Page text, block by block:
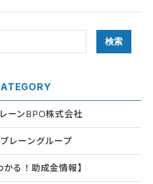
ーンBPO株式会社
レーングループ
かる！助成金情報】